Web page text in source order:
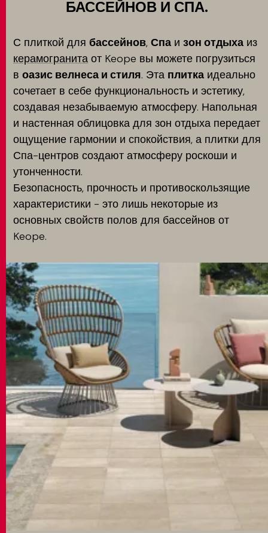
БАССЕЙНОВ И СПА.
С плиткой для бассейнов, Спа и зон отдыха из
керамогранита от Keope вы можете погрузиться
в оазис велнеса и стиля. Эта плитка идеально
сочетает в себе функциональность и эстетику,
создавая незабываемую атмосферу. Напольная
и настенная облицовка для зон отдыха передает
ощущение гармонии и спокойствия, а плитки для
Спа-центров создают атмосферу роскоши и
утонченности.
Безопасность, прочность и противоскользящие
характеристики - это лишь некоторые из
основных свойств полов для бассейнов от
Keope.